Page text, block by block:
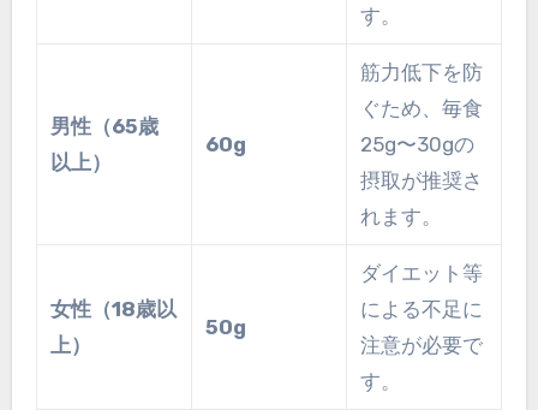
す。
男性（65歳
以上）
60g
筋力低下を防
ぐため、毎食
25g〜30gの
摂取が推奨さ
れます。
女性（18歳以
上）
50g
ダイエット等
による不足に
注意が必要で
す。